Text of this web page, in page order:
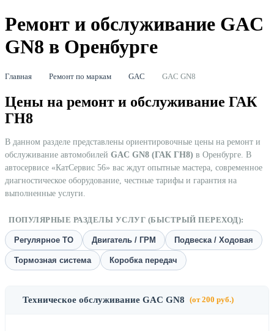
Ремонт и обслуживание GAC
GN8 в Оренбурге
Главная Ремонт по маркам GAC GAC GN8
Цены на ремонт и обслуживание ГАК
ГН8
В данном разделе представлены ориентировочные цены на ремонт и
обслуживание автомобилей GAC GN8 (ГАК ГН8) в Оренбурге. В
автосервисе «КатСервис 56» вас ждут опытные мастера, современное
диагностическое оборудование, честные тарифы и гарантия на
выполненные услуги.
ПОПУЛЯРНЫЕ РАЗДЕЛЫ УСЛУГ (БЫСТРЫЙ ПЕРЕХОД):
Регулярное ТО Двигатель / ГРМ Подвеска / Ходовая
Тормозная система Коробка передач
Техническое обслуживание GAC GN8 (от 200 руб.)